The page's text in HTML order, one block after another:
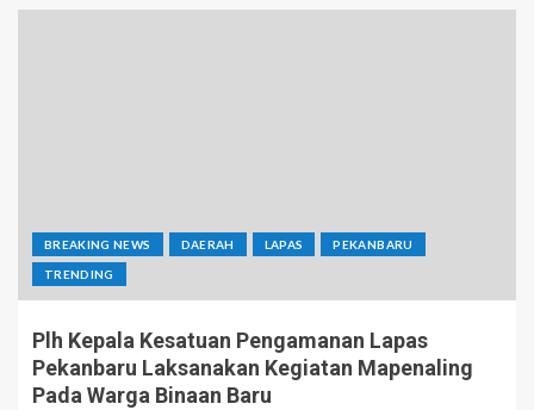
BREAKING NEWS DAERAH LAPAS PEKANBARU
TRENDING
Plh Kepala Kesatuan Pengamanan Lapas
Pekanbaru Laksanakan Kegiatan Mapenaling
Pada Warga Binaan Baru